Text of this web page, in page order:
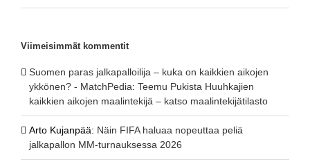
Viimeisimmät kommentit
Suomen paras jalkapalloilija – kuka on kaikkien aikojen
ykkönen? - MatchPedia: Teemu Pukista Huuhkajien
kaikkien aikojen maalintekijä – katso maalintekijätilasto
Arto Kujanpää: Näin FIFA haluaa nopeuttaa peliä
jalkapallon MM-turnauksessa 2026